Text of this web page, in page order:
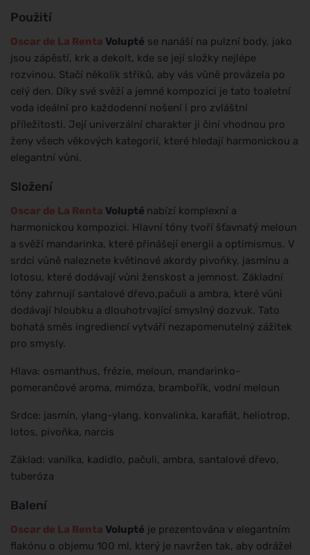
Použití
Oscar de La Renta Volupté se nanáší na pulzní body, jako
jsou zápěstí, krk a dekolt, kde se její složky nejlépe
rozvinou. Stačí několik střiků, aby vás vůně provázela po
celý den. Díky své svěží a jemné kompozici je tato toaletní
voda ideální pro každodenní nošení i pro zvláštní
příležitosti. Její univerzální charakter ji činí vhodnou pro
ženy všech věkových kategorií, které hledají harmonickou a
elegantní vůni.
Složení
Oscar de La Renta Volupté nabízí komplexní a
harmonickou kompozici. Hlavní tóny tvoří šťavnatý meloun
a svěží mandarinka, které přinášejí energii a optimismus. V
srdci vůně naleznete květinové akordy pivoňky, jasmínu a
lotosu, které dodávají vůni ženskost a jemnost. Základní
tóny zahrnují santalové dřevo,pačuli a ambra, které vůni
dodávají hloubku a dlouhotrvající smyslný dozvuk. Tato
bohatá směs ingrediencí vytváří nezapomenutelný zážitek
pro smysly.
Hlava: osmanthus, frézie, meloun, mandarinko-
pomerančové aroma, mimóza, brambořík, vodní meloun
Srdce: jasmín, ylang-ylang, konvalinka, karafiát, heliotrop,
lotos, pivoňka, narcis
Základ: vanilka, kadidlo, pačuli, ambra, santalové dřevo,
tuberóza
Balení
Oscar de La Renta Volupté je prezentována v elegantním
flakónu o objemu 100 ml, který je navržen tak, aby odrážel